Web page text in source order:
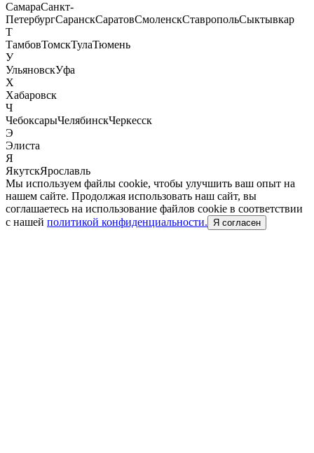
СамараСанкт-
ПетербургСаранскСаратовСмоленскСтавропольСыктывкар
Т
ТамбовТомскТулаТюмень
У
УльяновскУфа
Х
Хабаровск
Ч
ЧебоксарыЧелябинскЧеркесск
Э
Элиста
Я
ЯкутскЯрославль
Мы используем файлы cookie, чтобы улучшить ваш опыт на
нашем сайте. Продолжая использовать наш сайт, вы
соглашаетесь на использование файлов cookie в соответствии
с нашей политикой конфиденциальности. Я согласен